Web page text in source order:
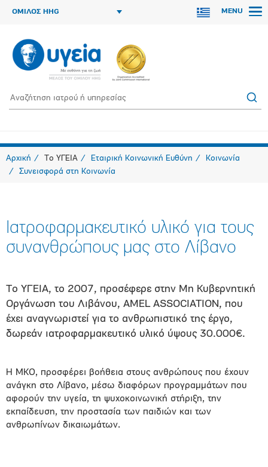
ΟΜΙΛΟΣ HHG MENU
Αρχική Το ΥΓΕΙΑ Εταιρική Κοινωνική Ευθύνη
Κοινωνία
Συνεισφορά στη Κοινωνία
Ιατροφαρμακευτικό υλικό για τους
συνανθρώπους μας στο Λίβανο
Το ΥΓΕΙΑ, το 2007, προσέφερε στην Μη Κυβερνητική
Οργάνωση του Λιβάνου, AMEL ASSOCIATION, που
έχει αναγνωριστεί για το ανθρωπιστικό της έργο,
δωρεάν ιατροφαρμακευτικό υλικό ύψους 30.000€.
Η ΜΚΟ, προσφέρει βοήθεια στους ανθρώπους που έχουν
ανάγκη στο Λίβανο, μέσω διαφόρων προγραμμάτων που
αφορούν την υγεία, τη ψυχοκοινωνική στήριξη, την
εκπαίδευση, την προστασία των παιδιών και των
ανθρωπίνων δικαιωμάτων.